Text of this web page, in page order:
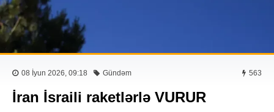
08 İyun 2026, 09:18 Gündəm 563
İran İsraili raketlərlə VURUR